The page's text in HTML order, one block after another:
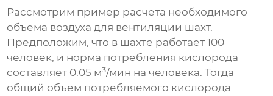
Рассмотрим пример расчета необходимого
объема воздуха для вентиляции шахт.
Предположим, что в шахте работает 100
человек, и норма потребления кислорода
составляет 0.05 м3/мин на человека. Тогда
общий объем потребляемого кислорода